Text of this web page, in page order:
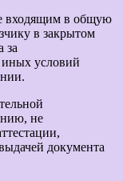
входящим в общую
в закрытом
за
условий
не
документа